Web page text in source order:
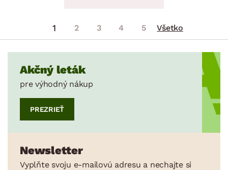
1 2 3 4 5 Všetko
Akčný leták
pre výhodný nákup
PREZRIEŤ
Newsletter
Vyplňte svoju e-mailovú adresu a nechajte si